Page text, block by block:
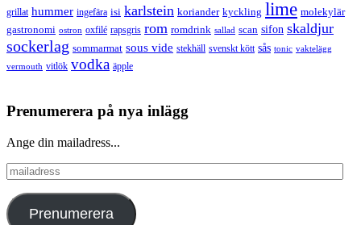
grillat hummer ingefära isi karlstein koriander kyckling lime molekylär
gastronomi ostron oxfilé rapsgris rom romdrink sallad scan sifon skaldjur
sockerlag sommarmat sous vide stekhäll svenskt kött sås tonic vaktelägg
vermouth vitlök vodka äpple
Prenumerera på nya inlägg
Ange din mailadress...
mailadress
Prenumerera